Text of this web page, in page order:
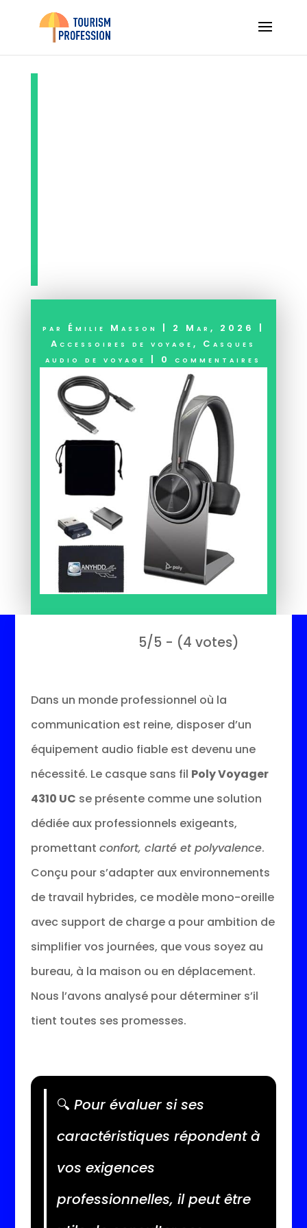
par Émilie Masson | 2 Mar, 2026
|
Accessoires de voyage, Casques
audio de voyage
| 0 commentaires
5/5 - (4 votes)
Dans un monde professionnel où la
communication est reine, disposer d’un
équipement audio fiable est devenu une
nécessité. Le casque sans fil Poly Voyager
4310 UC se présente comme une solution
dédiée aux professionnels exigeants,
promettant confort, clarté et polyvalence.
Conçu pour s’adapter aux environnements
de travail hybrides, ce modèle mono-oreille
avec support de charge a pour ambition de
simplifier vos journées, que vous soyez au
bureau, à la maison ou en déplacement.
Nous l’avons analysé pour déterminer s’il
tient toutes ses promesses.
🔍 Pour évaluer si ses
caractéristiques répondent à
vos exigences
professionnelles, il peut être